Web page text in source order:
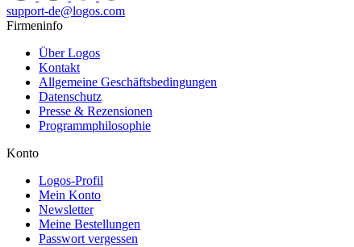
support-de@logos.com
Firmeninfo
Über Logos
Kontakt
Allgemeine Geschäftsbedingungen
Datenschutz
Presse & Rezensionen
Programmphilosophie
Konto
Logos-Profil
Mein Konto
Newsletter
Meine Bestellungen
Passwort vergessen